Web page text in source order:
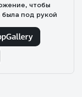
чтобы
под рукой